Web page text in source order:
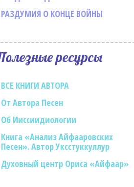
РАЗДУМИЯ О КОНЦЕ ВОЙНЫ
ресурсы
ВСЕ КНИГИ АВТОРА
От Автора Песен
Об Ииссиидиологии
Книга «Анализ Айфааровских
Песен». Автор Уксстуккуллур
Духовный центр Ориса «Айфаар»